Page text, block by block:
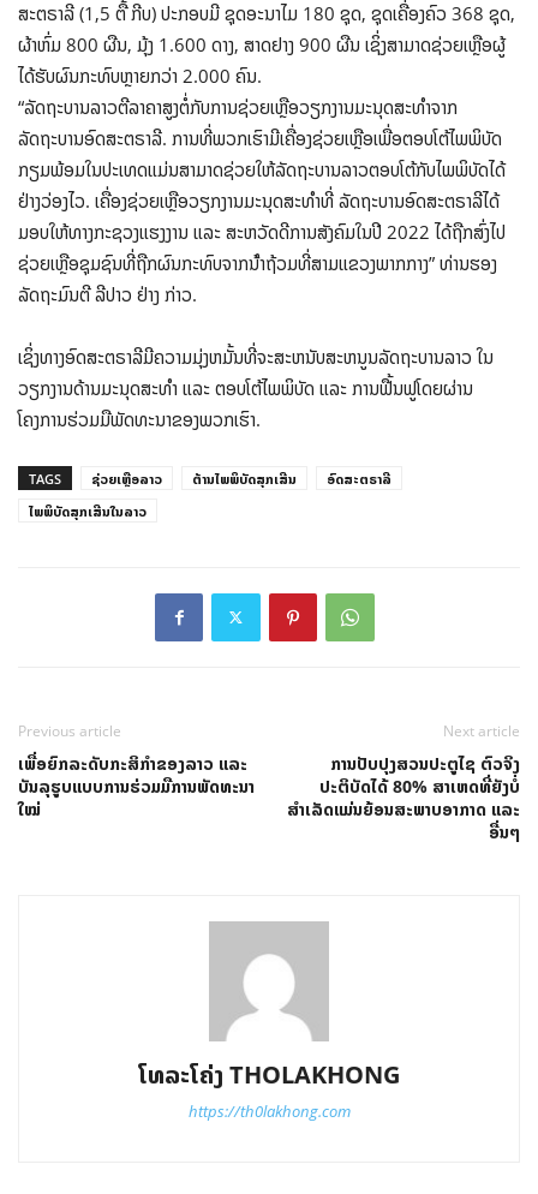
ສະຕຣາລີ (1,5 ຕື້ ກີບ) ປະກອບມີ ຊຸດອະນາໄມ 180 ຊຸດ, ຊຸດເຄື່ອງຄົວ 368 ຊຸດ,
ຜ້າຫົ່ມ 800 ຜືນ, ມຸ້ງ 1.600 ດາງ, ສາດຢາງ 900 ຜືນ ເຊິ່ງສາມາດຊ່ວຍເຫຼືອຜູ້
ໄດ້ຮັບຜົນກະທົບຫຼາຍກວ່າ 2.000 ຄົນ.
“ລັດຖະບານລາວຕີລາຄາສູງຕໍ່ກັບການຊ່ວຍເຫຼືອວຽກງານມະນຸດສະທໍາຈາກ
ລັດຖະບານອົດສະຕຣາລີ. ການທີ່ພວກເຮົາມີເຄື່ອງຊ່ວຍເຫຼືອເພື່ອຕອບໂຕ້ໄພພິບັດ
ກຽມພ້ອມໃນປະເທດແມ່ນສາມາດຊ່ວຍໃຫ້ລັດຖະບານລາວຕອບໂຕ້ກັບໄພພິບັດໄດ້
ຢ່າງວ່ອງໄວ. ເຄື່ອງຊ່ວຍເຫຼືອວຽກງານມະນຸດສະທໍາທີ່ ລັດຖະບານອົດສະຕຣາລີໄດ້
ມອບໃຫ້ທາງກະຊວງແຮງງານ ແລະ ສະຫວັດດີການສັງຄົມໃນປີ 2022 ໄດ້ຖືກສົ່ງໄປ
ຊ່ວຍເຫຼືອຊຸມຊົນທີ່ຖືກຜົນກະທົບຈາກນ້ໍາຖ້ວມທີ່ສາມແຂວງພາກກາງ” ທ່ານຮອງ
ລັດຖະມົນຕີ ລີປາວ ຢ່າງ ກ່າວ.
ເຊິ່ງທາງອົດສະຕຣາລີມີຄວາມມຸ່ງຫມັ້ນທີ່ຈະສະຫນັບສະຫນູນລັດຖະບານລາວ ໃນ
ວຽກງານດ້ານມະນຸດສະທໍາ ແລະ ຕອບໂຕ້ໄພພິບັດ ແລະ ການຟື້ນຟູໂດຍຜ່ານ
ໂຄງການຮ່ວມມືພັດທະນາຂອງພວກເຮົາ.
TAGS ຊ່ວຍເຫຼືອລາວ ຕ້ານໄພພິບັດສຸກເສີນ
ອົດສະຕຣາລີ
ໄພພິບັດສຸກເສີນໃນລາວ
Previous article
ເພື່ອຍົກລະດັບກະສິກຳຂອງລາວ ແລະ
ບັນລຸຮູບແບບການຮ່ວມມືການພັດທະນາ
ໃໝ່
Next article
ການປັບປຸງສວນປະຕູໄຊ ຕົວຈິງ
ປະຕິບັດໄດ້ 80% ສາເຫດທີ່ຍັງບໍ່
ສຳເລັດແມ່ນຍ້ອນສະພາບອາກາດ ແລະ
ອື່ນໆ
ໂທລະໂຄ່ງ THOLAKHONG
https://th0lakhong.com